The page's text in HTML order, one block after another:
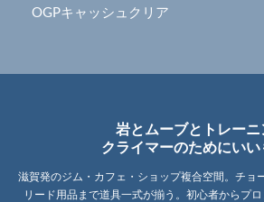
OGPキャッシュクリア
岩とムーブとトレーニ
クライマーのためにいい
滋賀発のジム・カフェ・ショップ複合空間。チョ
リード用品まで道具一式が揃う。初心者からプ